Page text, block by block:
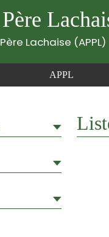
Lachaise (APPL)
APPL